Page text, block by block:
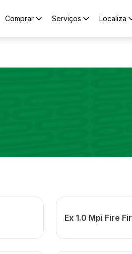
Comprar Serviços Localiza
Ex 1.0 Mpi Fire